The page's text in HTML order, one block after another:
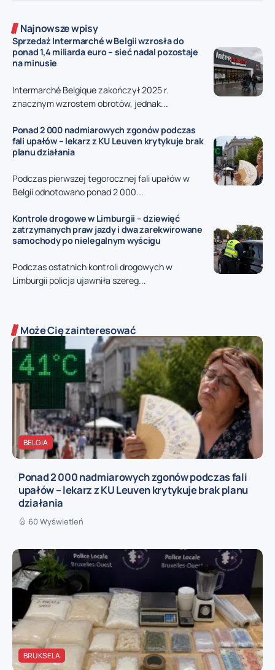
Najnowsze wpisy
Sprzedaż Intermarché w Belgii wzrosła do
ponad 1,4 miliarda euro – sieć nadal pozostaje
na minusie
Intermarché Belgique zakończył 2025 r.
znacznym wzrostem obrotów, jednak...
Ponad 2 000 nadmiarowych zgonów podczas
fali upałów – lekarz z KU Leuven krytykuje brak
planu działania
Podczas pierwszej tegorocznej fali upałów w
Belgii odnotowano ponad 2 000...
Kontrole drogowe w Limburgii – dziewięć
zatrzymanych praw jazdy i dwa zarekwirowane
samochody po nielegalnym wyścigu
Podczas ostatnich kontroli drogowych w
Limburgii policja ujawniła szereg...
Może Cię zainteresować
BELGIA
Ponad 2 000 nadmiarowych zgonów podczas fali
upałów – lekarz z KU Leuven krytykuje brak planu
działania
60 Wyświetleń
BRUKSELA